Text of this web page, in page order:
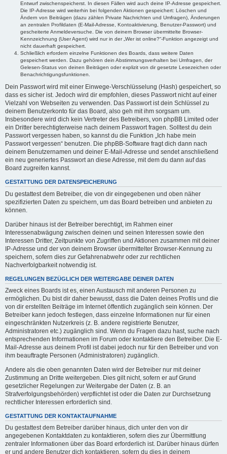
Entwurf zwischenspeicherst. In diesen Fällen wird auch deine IP-Adresse gespeichert.
Die IP-Adresse wird weiterhin bei folgenden Aktionen gespeichert: Löschen und
Ändern von Beiträgen (dazu zählen Private Nachrichten und Umfragen), Änderungen
an zentralen Profildaten (E-Mail-Adresse, Kontoaktivierung, Benutzer-Passwort) und
gescheiterte Anmeldeversuche. Die von deinem Browser übermittelte Browser-
Kennzeichnung (User Agent) wird nur in der „Wer ist online?“-Funktion angezeigt und
nicht dauerhaft gespeichert.
Schließlich erfordern einzelne Funktionen des Boards, dass weitere Daten
gespeichert werden. Dazu gehören dein Abstimmungsverhalten bei Umfragen, der
Gelesen-Status von deinen Beiträgen oder explizit von dir gesetzte Lesezeichen oder
Benachrichtigungsfunktionen.
Dein Passwort wird mit einer Einwege-Verschlüsselung (Hash) gespeichert, so
dass es sicher ist. Jedoch wird dir empfohlen, dieses Passwort nicht auf einer
Vielzahl von Webseiten zu verwenden. Das Passwort ist dein Schlüssel zu
deinem Benutzerkonto für das Board, also geh mit ihm sorgsam um.
Insbesondere wird dich kein Vertreter des Betreibers, von phpBB Limited oder
ein Dritter berechtigterweise nach deinem Passwort fragen. Solltest du dein
Passwort vergessen haben, so kannst du die Funktion „Ich habe mein
Passwort vergessen“ benutzen. Die phpBB-Software fragt dich dann nach
deinem Benutzernamen und deiner E-Mail-Adresse und sendet anschließend
ein neu generiertes Passwort an diese Adresse, mit dem du dann auf das
Board zugreifen kannst.
GESTATTUNG DER DATENSPEICHERUNG
Du gestattest dem Betreiber, die von dir eingegebenen und oben näher
spezifizierten Daten zu speichern, um das Board betreiben und anbieten zu
können.
Darüber hinaus ist der Betreiber berechtigt, im Rahmen einer
Interessenabwägung zwischen deinen und seinen Interessen sowie den
Interessen Dritter, Zeitpunkte von Zugriffen und Aktionen zusammen mit deiner
IP-Adresse und der von deinem Browser übermittelter Browser-Kennung zu
speichern, sofern dies zur Gefahrenabwehr oder zur rechtlichen
Nachverfolgbarkeit notwendig ist.
REGELUNGEN BEZÜGLICH DER WEITERGABE DEINER DATEN
Zweck eines Boards ist es, einen Austausch mit anderen Personen zu
ermöglichen. Du bist dir daher bewusst, dass die Daten deines Profils und die
von dir erstellten Beiträge im Internet öffentlich zugänglich sein können. Der
Betreiber kann jedoch festlegen, dass einzelne Informationen nur für einen
eingeschränkten Nutzerkreis (z. B. andere registrierte Benutzer,
Administratoren etc.) zugänglich sind. Wenn du Fragen dazu hast, suche nach
entsprechenden Informationen im Forum oder kontaktiere den Betreiber. Die E-
Mail-Adresse aus deinem Profil ist dabei jedoch nur für den Betreiber und von
ihm beauftragte Personen (Administratoren) zugänglich.
Andere als die oben genannten Daten wird der Betreiber nur mit deiner
Zustimmung an Dritte weitergeben. Dies gilt nicht, sofern er auf Grund
gesetzlicher Regelungen zur Weitergabe der Daten (z. B. an
Strafverfolgungsbehörden) verpflichtet ist oder die Daten zur Durchsetzung
rechtlicher Interessen erforderlich sind.
GESTATTUNG DER KONTAKTAUFNAHME
Du gestattest dem Betreiber darüber hinaus, dich unter den von dir
angegebenen Kontaktdaten zu kontaktieren, sofern dies zur Übermittlung
zentraler Informationen über das Board erforderlich ist. Darüber hinaus dürfen
er und andere Benutzer dich kontaktieren, sofern du dies in deinem